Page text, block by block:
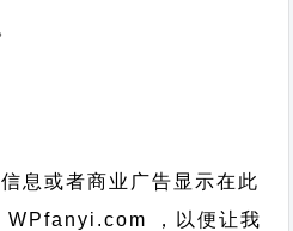
息或者商业广告显示在此
WPfanyi.com ，以便让我